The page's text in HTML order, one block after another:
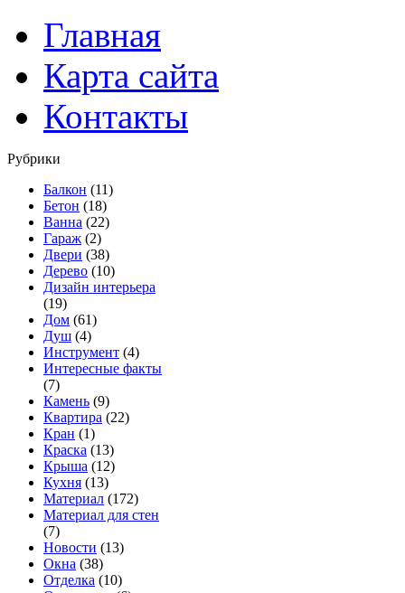
Главная
Карта сайта
Контакты
Рубрики
Балкон (11)
Бетон (18)
Ванна (22)
Гараж (2)
Двери (38)
Дерево (10)
Дизайн интерьера
(19)
Дом (61)
Душ (4)
Инструмент (4)
Интересные факты
(7)
Камень (9)
Квартира (22)
Кран (1)
Краска (13)
Крыша (12)
Кухня (13)
Материал (172)
Материал для стен
(7)
Новости (13)
Окна (38)
Отделка (10)